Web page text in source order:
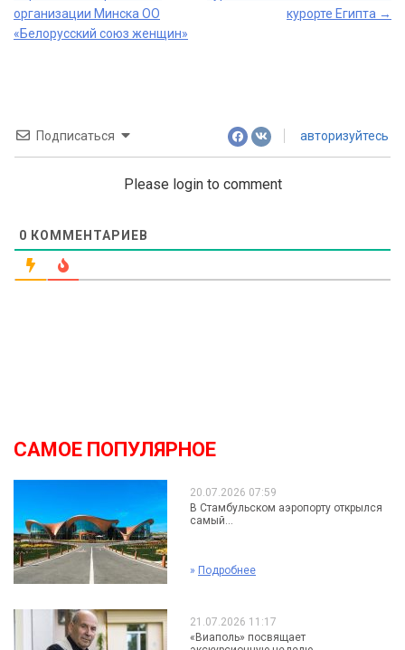
организации Минска ОО
«Белорусский союз женщин»
курорте Египта →
Подписаться авторизуйтесь
Please login to comment
0 КОММЕНТАРИЕВ
САМОЕ ПОПУЛЯРНОЕ
20.07.2026 07:59
В Стамбульском аэропорту открылся
самый...
» Подробнее
21.07.2026 11:17
«Виаполь» посвящает